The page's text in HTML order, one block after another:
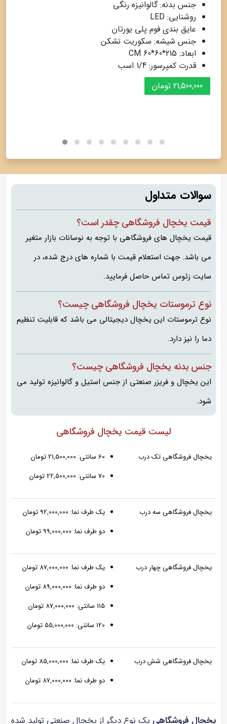
جنس بدنه: گالوانیزه رنگی
روشنایی: LED
عایق بندی فوم پلی یورتان
جنس شیشه: سکوریت نشکن
ابعاد: 215*60*60 CM
قدرت کمپرسور: 1/4 اسب
21,500,000 تومان
سوالات متداول
قیمت یخچال فروشگاهی چقدر است؟
قیمت یخچال های فروشگاهی با توجه به نوسانات بازار متغیر
می باشد. جهت استعلام قیمت با شماره های درج شده، در
سایت زئوس تماس حاصل فرمایید.
نوع ترموستات یخچال فروشگاهی چیست؟
نوع ترموستات این یخچال دیجیتالی می باشد که قابلیت تنظیم
دما را نیز دارد.
جنس بدنه یخچال فروشگاهی چیست؟
این یخچال و فریزر صنعتی از جنس استیل و گالوانیزه تولید می
شود.
لیست قیمت یخچال فروشگاهی
یخچال فروشگاهی تک درب
60 سانتی: 21,500,000 تومان
70 سانتی: 22,500,000 تومان
یخچال فروشگاهی سه درب
یک طرف نما: 92,000,000 تومان
دو طرف نما: 99,000,000 تومان
یخچال فروشگاهی چهار درب
یک طرف نما: 87,000,000 تومان
دو طرف نما: 89,000,000 تومان
115 سانتی: 87,000,000 تومان
120 سانتی: 55,000,000 تومان
یخچال فروشگاهی شش درب
یک طرف نما: 85,000,000 تومان
دو طرف نما: 87,000,000 تومان
یخچال فروشگاهی یک نوع دیگر از یخچال صنعتی تولید شده